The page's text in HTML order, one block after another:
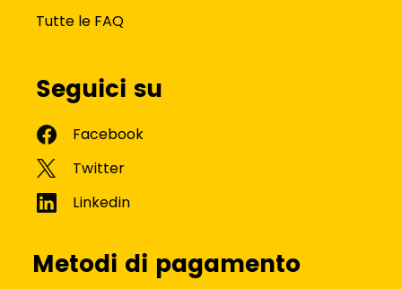
Tutte le FAQ
Seguici su
Metodi di pagamento